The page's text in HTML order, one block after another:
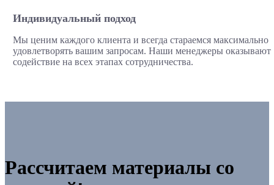
Индивидуальный подход
Мы ценим каждого клиента и всегда стараемся максимально
удовлетворять вашим запросам. Наши менеджеры оказывают
содействие на всех этапах сотрудничества.
Рассчитаем материалы со